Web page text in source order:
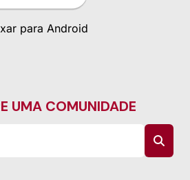
para Android
UMA COMUNIDADE